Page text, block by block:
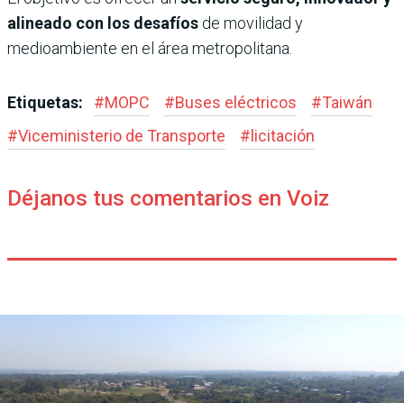
alineado con los desafíos de movilidad y
medioambiente en el área metropolitana.
Etiquetas: #MOPC #Buses eléctricos #Taiwán
#Viceministerio de Transporte #licitación
Déjanos tus comentarios en Voiz